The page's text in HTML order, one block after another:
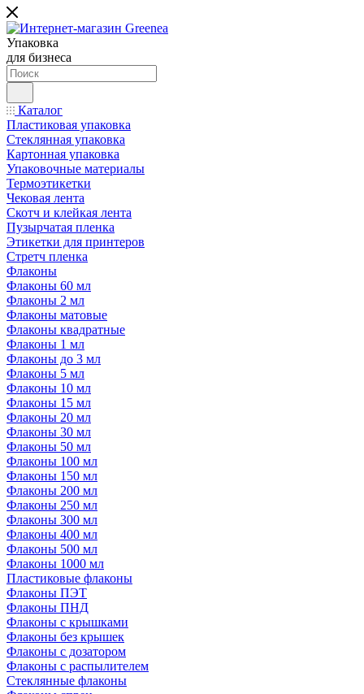
Упаковка
для бизнеса
Каталог
Пластиковая упаковка
Стеклянная упаковка
Картонная упаковка
Упаковочные материалы
Термоэтикетки
Чековая лента
Скотч и клейкая лента
Пузырчатая пленка
Этикетки для принтеров
Стретч пленка
Флаконы
Флаконы 60 мл
Флаконы 2 мл
Флаконы матовые
Флаконы квадратные
Флаконы 1 мл
Флаконы до 3 мл
Флаконы 5 мл
Флаконы 10 мл
Флаконы 15 мл
Флаконы 20 мл
Флаконы 30 мл
Флаконы 50 мл
Флаконы 100 мл
Флаконы 150 мл
Флаконы 200 мл
Флаконы 250 мл
Флаконы 300 мл
Флаконы 400 мл
Флаконы 500 мл
Флаконы 1000 мл
Пластиковые флаконы
Флаконы ПЭТ
Флаконы ПНД
Флаконы с крышками
Флаконы без крышек
Флаконы с дозатором
Флаконы с распылителем
Стеклянные флаконы